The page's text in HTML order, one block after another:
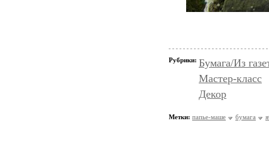
Рубрики: Бумага/Из
Мастер-класс
Декор
Метки: папье-маше бумага